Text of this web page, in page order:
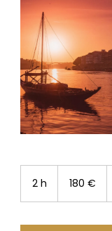
2 h
euros180 €